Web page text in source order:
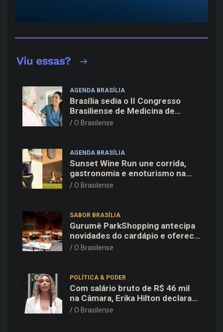
AGENDA BRASÍLIA
Brasília sedia o II Congresso
Brasiliense de Medicina de
Família e Comunidade na Fiocruz
O Brasilense
AGENDA BRASÍLIA
Sunset Wine Run une corrida,
gastronomia e enoturismo na
Vinícola Brasília
O Brasilense
SABOR BRASÍLIA
Gurumê ParkShopping antecipa
novidades do cardápio e oferece
25% de desconto no delivery
O Brasilense
POLÍTICA & PODER
Com salário bruto de R$ 46 mil
na Câmara, Erika Hilton declara
patrimônio de R$ 15,9 mil ao TSE
O Brasilense